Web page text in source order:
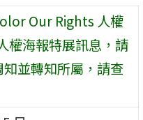
Our Rights 人權
權海報特展訊息，請
並轉知所屬，請查